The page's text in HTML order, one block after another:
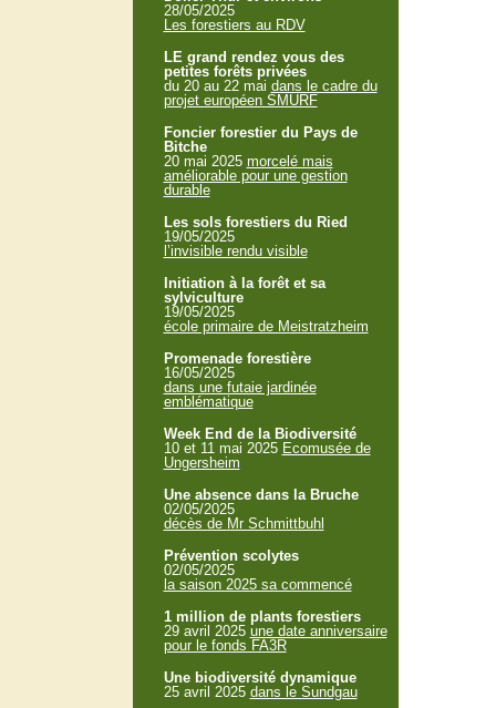
28/05/2025
Les forestiers au RDV
LE grand rendez vous des
petites forêts privées
du 20 au 22 mai dans le cadre du
projet européen SMURF
Foncier forestier du Pays de
Bitche
20 mai 2025 morcelé mais
améliorable pour une gestion
durable
Les sols forestiers du Ried
19/05/2025
l’invisible rendu visible
Initiation à la forêt et sa
sylviculture
19/05/2025
école primaire de Meistratzheim
Promenade forestière
16/05/2025
dans une futaie jardinée
emblématique
Week End de la Biodiversité
10 et 11 mai 2025 Ecomusée de
Ungersheim
Une absence dans la Bruche
02/05/2025
décès de Mr Schmittbuhl
Prévention scolytes
02/05/2025
la saison 2025 sa commencé
1 million de plants forestiers
29 avril 2025 une date anniversaire
pour le fonds FA3R
Une biodiversité dynamique
25 avril 2025 dans le Sundgau